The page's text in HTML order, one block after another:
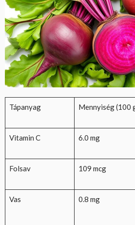
Tápanyag Mennyiség (100
Vitamin C 6.0 mg
Folsav 109 mcg
Vas 0.8 mg